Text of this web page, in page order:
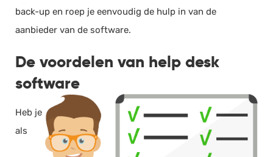
back-up en roep je eenvoudig de hulp in van de
aanbieder van de software.
De voordelen van help desk
software
Heb je
als